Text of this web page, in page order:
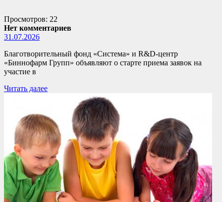
Просмотров: 22
Нет комментариев
31.07.2026
Благотворительный фонд «Система» и R&D-центр
«Биннофарм Групп» объявляют о старте приема заявок на
участие в
Читать далее